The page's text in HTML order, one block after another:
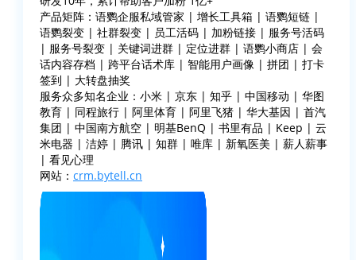
产品矩阵：语鹦企服私域管家 | 增长工具箱 | 语鹦短链 |
语鹦裂变 | 社群裂变 | 员工活码 | 加粉链接 | 服务号活码
| 服务号裂变 | 关键词进群 | 定位进群 | 语鹦小商店 | 会
话内容存档 | 跨平台话术库 | 智能用户画像 | 拼团 | 打卡
签到 | 大转盘抽奖
服务众多知名企业：小米 | 京东 | 知乎 | 中国移动 | 华图
教育 | 同程旅行 | 阿里体育 | 阿里飞猪 | 华大基因 | 首汽
集团 | 中国南方航空 | 明基BenQ | 书里有品 | Keep | 云
米电器 | 洁婷 | 腾讯 | 知群 | 唯库 | 新氧医美 | 薪人薪事
| 看见心理
网站： crm.bytell.cn